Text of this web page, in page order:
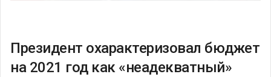
Президент охарактеризовал бюджет
на 2021 год как «неадекватный»